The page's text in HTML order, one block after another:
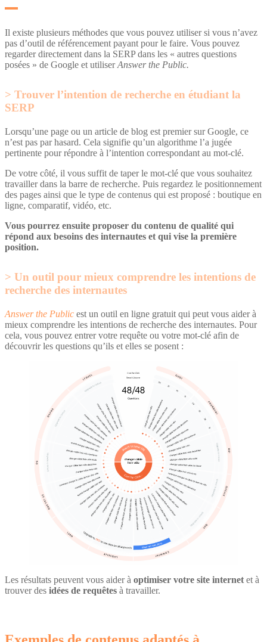
Il existe plusieurs méthodes que vous pouvez utiliser si vous n’avez
pas d’outil de référencement payant pour le faire. Vous pouvez
regarder directement dans la SERP dans les « autres questions
posées » de Google et utiliserAnswer the Public.
Trouver l’intention de recherche en étudiant la
SERP
Lorsqu’une page ou un article de blog est premier sur Google, ce
n’est pas par hasard. Cela signifie qu’un algorithme l’a jugée
pertinente pour répondre à l’intention correspondant au mot-clé.
De votre côté, il vous suffit de taper le mot-clé que vous souhaitez
travailler dans la barre de recherche. Puis regardez le positionnement
des pages ainsi que le type de contenus qui est proposé : boutique en
ligne, comparatif, vidéo, etc.
Vous pourrez ensuite proposer du contenu de qualité qui
répond aux besoins des internautes et qui vise la première
position.
Un outil pour mieux comprendre les intentions de
recherche des internautes
Answer the Public est un outil en ligne gratuit qui peut vous aider à
mieux comprendre les intentions de recherche des internautes. Pour
cela, vous pouvez entrer votre requête ou votre mot-clé afin de
découvrir les questions qu’ils et elles se posent :
Les résultats peuvent vous aider à optimiser votre site internet et à
trouver des idées de requêtes à travailler.